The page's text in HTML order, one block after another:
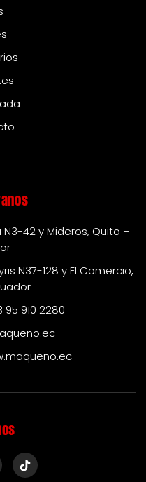
42 y Mideros, Quito –
N37-128 y El Comercio,
95 910 2280